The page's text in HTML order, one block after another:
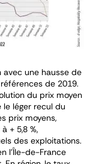
une hausse de
de 2019.
du prix moyen
léger recul du
prix moyens,
+ 5,8 %,
des exploitations.
l’Île-de-France